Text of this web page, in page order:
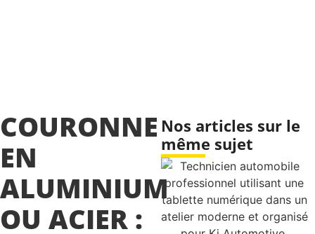
COURONNE
EN
ALUMINIUM
OU ACIER :
Nos articles sur le
même sujet